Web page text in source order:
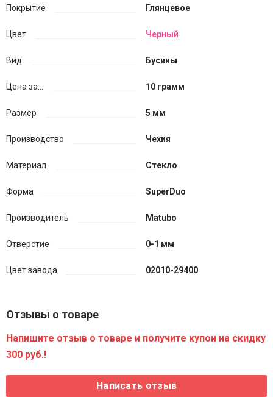
Покрытие Глянцевое
Цвет Черный
Вид Бусины
Цена за... 10 грамм
Размер 5 мм
Производство Чехия
Материал Стекло
Форма SuperDuo
Производитель Matubo
Отверстие 0-1 мм
Цвет завода 02010-29400
Отзывы о товаре
Напишите отзыв о товаре и получите купон на скидку
300 руб.!